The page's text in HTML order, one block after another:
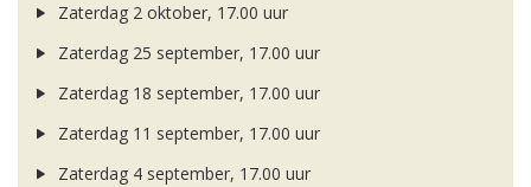
Zaterdag 2 oktober, 17.00 uur
Zaterdag 25 september, 17.00 uur
Zaterdag 18 september, 17.00 uur
Zaterdag 11 september, 17.00 uur
Zaterdag 4 september, 17.00 uur